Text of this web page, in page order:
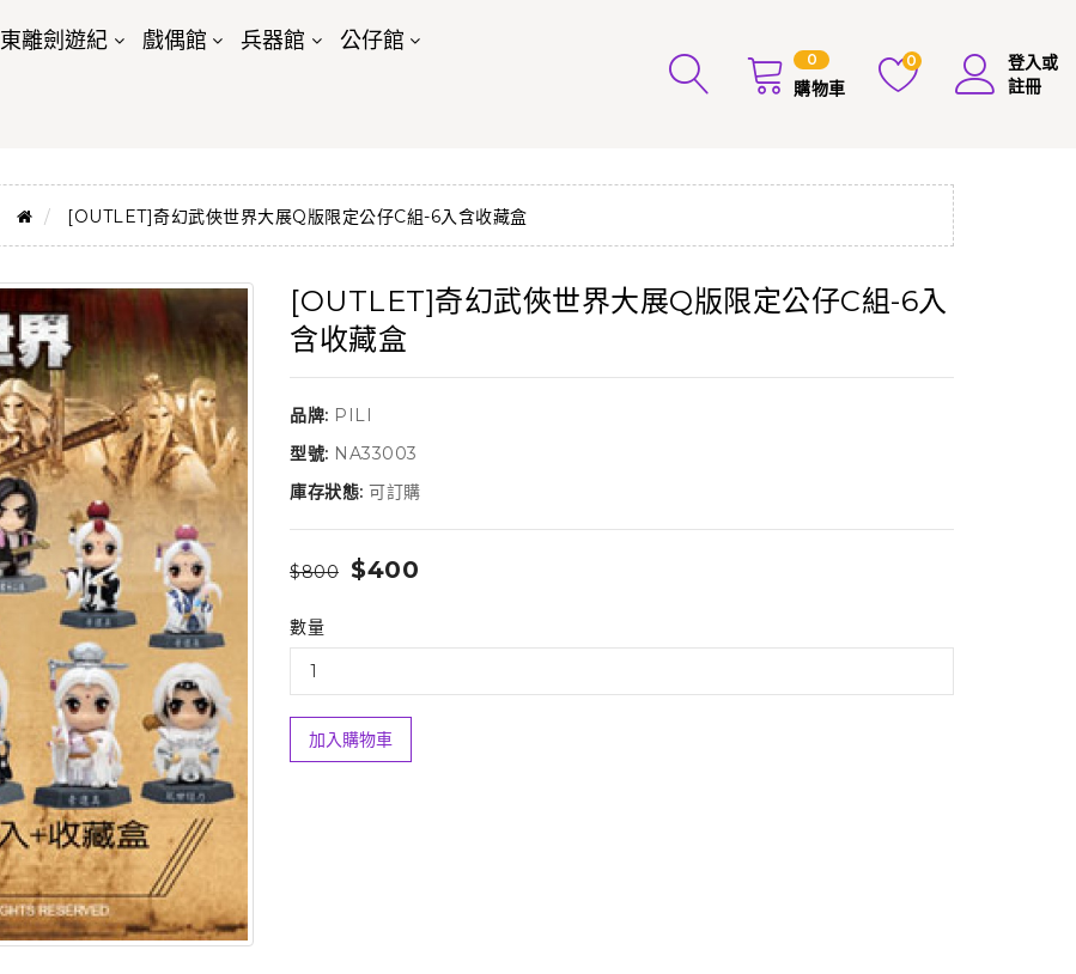
東離劍遊紀 戲偶館 兵器館 公仔館
0
購物車
0
登入或
註冊
[OUTLET]奇幻武俠世界大展Q版限定公仔C組-6入含收藏盒
[OUTLET]奇幻武俠世界大展Q版限定公仔C組-6入
含收藏盒
品牌: PILI
型號: NA33003
庫存狀態: 可訂購
$800 $400
數量
加入購物車